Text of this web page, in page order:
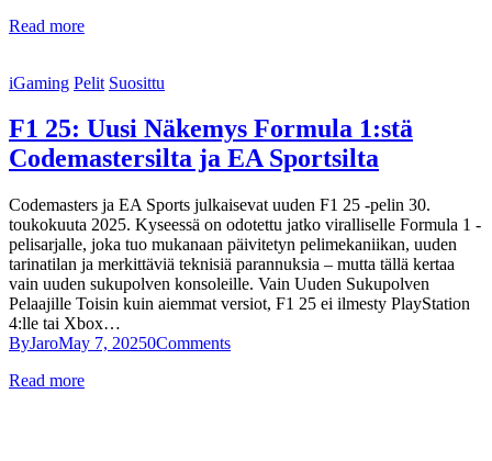
Read more
iGaming Pelit Suosittu
F1 25: Uusi Näkemys Formula 1:stä
Codemastersilta ja EA Sportsilta
Codemasters ja EA Sports julkaisevat uuden F1 25 -pelin 30.
toukokuuta 2025. Kyseessä on odotettu jatko viralliselle Formula 1 -
pelisarjalle, joka tuo mukanaan päivitetyn pelimekaniikan, uuden
tarinatilan ja merkittäviä teknisiä parannuksia – mutta tällä kertaa
vain uuden sukupolven konsoleille. Vain Uuden Sukupolven
Pelaajille Toisin kuin aiemmat versiot, F1 25 ei ilmesty PlayStation
4:lle tai Xbox…
ByJaroMay 7, 20250Comments
Read more